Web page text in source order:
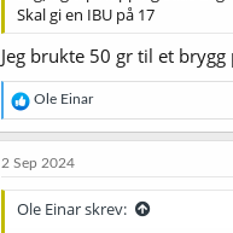
Skal gi en IBU på 17
Jeg brukte 50 gr til et
R
e
a
j
o
Ole Einar
2 Sep 2024
Ole Einar skrev: